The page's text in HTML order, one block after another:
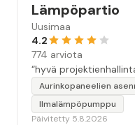
Lämpöpartio
Uusimaa
4.2
774 arviota
“hyvä
Aurinkopaneelien
Ilmalämpöpumppu
Päivitetty 5.8.2026